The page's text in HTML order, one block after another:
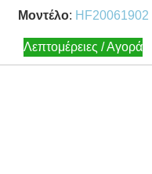
Μοντέλο: HF20061902
Λεπτομέρειες / Αγορά